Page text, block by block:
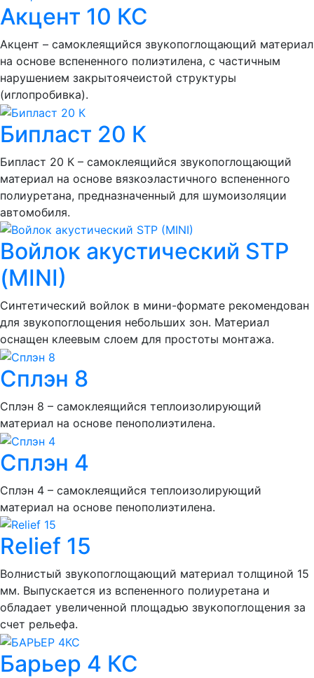
Акцент 10 КС
Акцент – самоклеящийся звукопоглощающий материал
на основе вспененного полиэтилена, с частичным
нарушением закрытоячеистой структуры
(иглопробивка).
Бипласт 20 К
Бипласт 20 К – самоклеящийся звукопоглощающий
материал на основе вязкоэластичного вспененного
полиуретана, предназначенный для шумоизоляции
автомобиля.
Войлок акустический STP
(MINI)
Синтетический войлок в мини-формате рекомендован
для звукопоглощения небольших зон. Материал
оснащен клеевым слоем для простоты монтажа.
Сплэн 8
Сплэн 8 – самоклеящийся теплоизолирующий
материал на основе пенополиэтилена.
Сплэн 4
Сплэн 4 – самоклеящийся теплоизолирующий
материал на основе пенополиэтилена.
Relief 15
Волнистый звукопоглощающий материал толщиной 15
мм. Выпускается из вспененного полиуретана и
обладает увеличенной площадью звукопоглощения за
счет рельефа.
Барьер 4 КС